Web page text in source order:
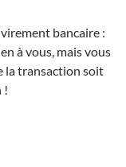
bancaire :
à vous, mais vous
la transaction soit
!